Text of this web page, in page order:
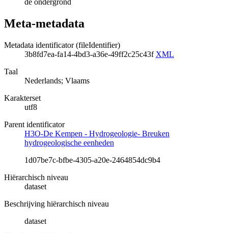
de ondergrond
Meta-metadata
Metadata identificator (fileIdentifier)
3b8fd7ea-fa14-4bd3-a36e-49ff2c25c43f XML
Taal
Nederlands; Vlaams
Karakterset
utf8
Parent identificator
H3O-De Kempen - Hydrogeologie- Breuken
hydrogeologische eenheden
1d07be7c-bfbe-4305-a20e-2464854dc9b4
Hiërarchisch niveau
dataset
Beschrijving hiërarchisch niveau
dataset